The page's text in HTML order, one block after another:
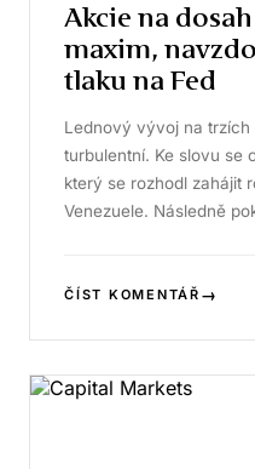
Akcie na
maxim,
tlaku na Fed
Lednový vývoj na
turbulentní. Ke slovu se
který se rozhodl zahájit
Venezuele. Následně
ČÍST KOMENTÁŘ →